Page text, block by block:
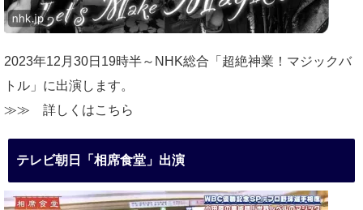
2023年12月30日19時半～NHK総合「超絶神業！マジックバ
トル」に出演します。
≫≫ 詳しくはこちら
テレビ朝日「相席食堂」出演